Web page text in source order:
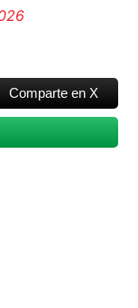
Comparte en X